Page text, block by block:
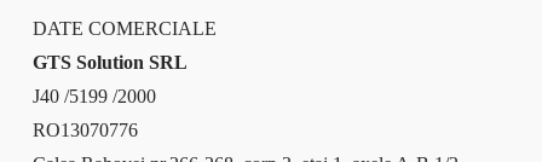
DATE COMERCIALE
GTS Solution SRL
J40 /5199 /2000
RO13070776